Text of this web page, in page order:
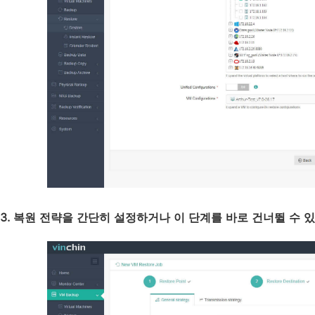
3. 복원 전략을 간단히 설정하거나 이 단계를 바로 건너뛸 수